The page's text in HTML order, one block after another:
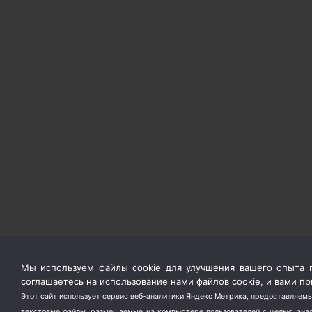
Мы используем файлы cookie для улучшения вашего опыта
соглашаетесь на использование нами файлов cookie, и вами
Этот сайт использует сервис веб-аналитики Яндекс Метрика,